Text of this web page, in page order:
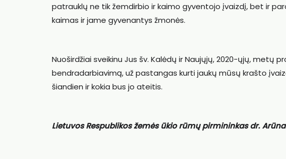
patrauklų ne tik žemdirbio ir kaimo gyventojo įvaizdį, bet ir
kaimas ir jame gyvenantys žmonės.
Nuoširdžiai sveikinu Jus šv. Kalėdų ir Naujųjų, 2020-ųjų, metų
bendradarbiavimą, už pastangas kurti jaukų mūsų krašto
šiandien ir kokia bus jo ateitis.
Lietuvos Respublikos žemės ūkio rūmų pirmininkas dr.